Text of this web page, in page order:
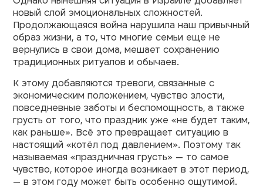
новый слой эмоциональных сложностей.
Продолжающаяся война нарушила наш привычный
образ жизни, а то, что многие семьи еще не
вернулись в свои дома, мешает сохранению
традиционных ритуалов и обычаев.
К этому добавляются тревоги, связанные с
экономическим положением, чувство злости,
повседневные заботы и беспомощность, а также
грусть от того, что праздник уже «не будет таким,
как раньше». Всё это превращает ситуацию в
настоящий «котёл под давлением». Поэтому так
называемая «праздничная грусть» — то самое
чувство, которое иногда возникает в этот период,
— в этом году может быть особенно ощутимой.